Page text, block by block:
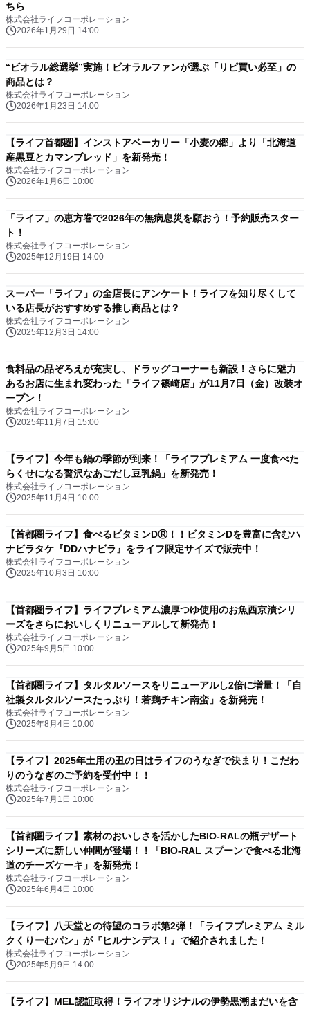
ちら
株式会社ライフコーポレーション
2026年1月29日 14:00
“ビオラル総選挙”実施！ビオラルファンが選ぶ「リピ買い必至」の
商品とは？
株式会社ライフコーポレーション
2026年1月23日 14:00
【ライフ首都圏】インストアベーカリー「小麦の郷」より「北海道
産黒豆とカマンブレッド」を新発売！
株式会社ライフコーポレーション
2026年1月6日 10:00
「ライフ」の恵方巻で2026年の無病息災を願おう！予約販売スター
ト！
株式会社ライフコーポレーション
2025年12月19日 14:00
スーパー「ライフ」の全店長にアンケート！ライフを知り尽くして
いる店長がおすすめする推し商品とは？
株式会社ライフコーポレーション
2025年12月3日 14:00
食料品の品ぞろえが充実し、ドラッグコーナーも新設！さらに魅力
あるお店に生まれ変わった「ライフ篠崎店」が11月7日（金）改装オ
ープン！
株式会社ライフコーポレーション
2025年11月7日 15:00
【ライフ】今年も鍋の季節が到来！「ライフプレミアム 一度食べた
らくせになる贅沢なあごだし豆乳鍋」を新発売！
株式会社ライフコーポレーション
2025年11月4日 10:00
【首都圏ライフ】食べるビタミンDⓇ！！ビタミンDを豊富に含むハ
ナビラタケ『DDハナビラ』をライフ限定サイズで販売中！
株式会社ライフコーポレーション
2025年10月3日 10:00
【首都圏ライフ】ライフプレミアム濃厚つゆ使用のお魚西京漬シリ
ーズをさらにおいしくリニューアルして新発売！
株式会社ライフコーポレーション
2025年9月5日 10:00
【首都圏ライフ】タルタルソースをリニューアルし2倍に増量！「自
社製タルタルソースたっぷり！若鶏チキン南蛮」を新発売！
株式会社ライフコーポレーション
2025年8月4日 10:00
【ライフ】2025年土用の丑の日はライフのうなぎで決まり！こだわ
りのうなぎのご予約を受付中！！
株式会社ライフコーポレーション
2025年7月1日 10:00
【首都圏ライフ】素材のおいしさを活かしたBIO-RALの瓶デザート
シリーズに新しい仲間が登場！！「BIO-RAL スプーンで食べる北海
道のチーズケーキ」を新発売！
株式会社ライフコーポレーション
2025年6月4日 10:00
【ライフ】八天堂との待望のコラボ第2弾！「ライフプレミアム ミル
クくりーむパン」が『ヒルナンデス！』で紹介されました！
株式会社ライフコーポレーション
2025年5月9日 14:00
【ライフ】MEL認証取得！ライフオリジナルの伊勢黒潮まだいを含